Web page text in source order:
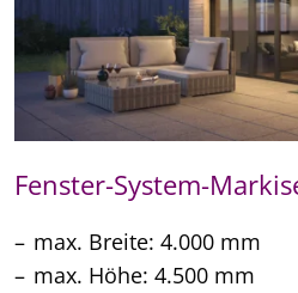
Fenster-System-
max. Breite: 4.000 mm
max. Höhe: 4.500 mm